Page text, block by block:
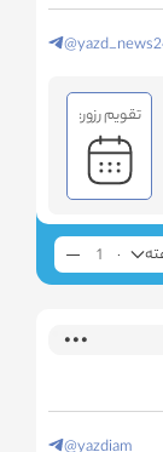
تقویم رزور: